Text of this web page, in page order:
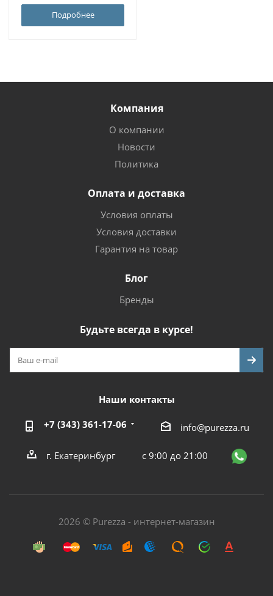
Подробнее
Компания
О компании
Новости
Политика
Оплата и доставка
Условия оплаты
Условия доставки
Гарантия на товар
Блог
Бренды
Будьте всегда в курсе!
Наши контакты
+7 (343) 361-17-06 info@purezza.ru
г. Екатеринбург с 9:00 до 21:00
2026 © Purezza - интернет-магазин